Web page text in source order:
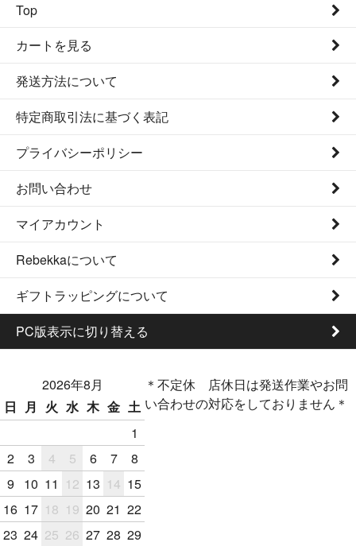
Top
カートを見る
発送方法について
特定商取引法に基づく表記
プライバシーポリシー
お問い合わせ
マイアカウント
Rebekkaについて
ギフトラッピングについて
PC版表示に切り替える
2026年8月
日
月 火 水 木 金 土
1
2
3 4 5 6 7
8
9
10 11 12 13 14 15
16 17 18 19 20 21 22
23 24 25 26 27 28 29
＊不定休 店休日は発送作業やお問
い合わせの対応をしておりません＊